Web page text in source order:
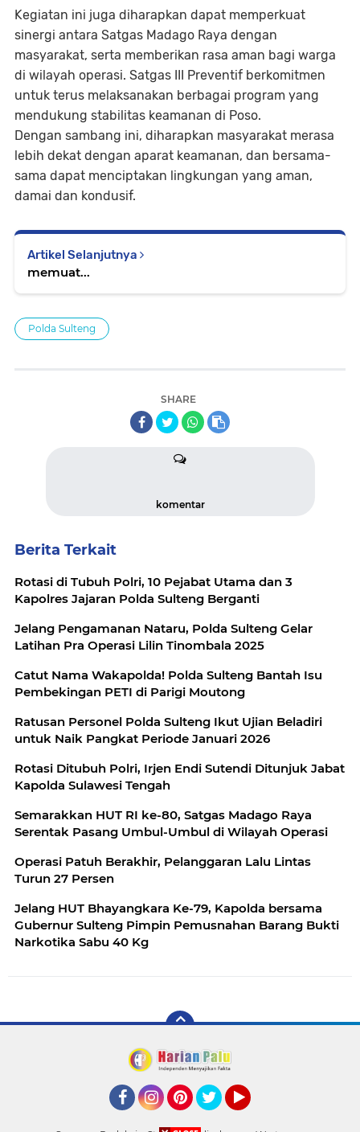
Kegiatan ini juga diharapkan dapat memperkuat
sinergi antara Satgas Madago Raya dengan
masyarakat, serta memberikan rasa aman bagi warga
di wilayah operasi. Satgas III Preventif berkomitmen
untuk terus melaksanakan berbagai program yang
mendukung stabilitas keamanan di Poso.
Dengan sambang ini, diharapkan masyarakat merasa
lebih dekat dengan aparat keamanan, dan bersama-
sama dapat menciptakan lingkungan yang aman,
damai dan kondusif.
Artikel Selanjutnya
memuat...
Polda Sulteng
SHARE
komentar
Berita Terkait
Rotasi di Tubuh Polri, 10 Pejabat Utama dan 3
Kapolres Jajaran Polda Sulteng Berganti
Jelang Pengamanan Nataru, Polda Sulteng Gelar
Latihan Pra Operasi Lilin Tinombala 2025
Catut Nama Wakapolda! Polda Sulteng Bantah Isu
Pembekingan PETI di Parigi Moutong
Ratusan Personel Polda Sulteng Ikut Ujian Beladiri
untuk Naik Pangkat Periode Januari 2026
Rotasi Ditubuh Polri, Irjen Endi Sutendi Ditunjuk Jabat
Kapolda Sulawesi Tengah
Semarakkan HUT RI ke-80, Satgas Madago Raya
Serentak Pasang Umbul-Umbul di Wilayah Operasi
Operasi Patuh Berakhir, Pelanggaran Lalu Lintas
Turun 27 Persen
Jelang HUT Bhayangkara Ke-79, Kapolda bersama
Gubernur Sulteng Pimpin Pemusnahan Barang Bukti
Narkotika Sabu 40 Kg